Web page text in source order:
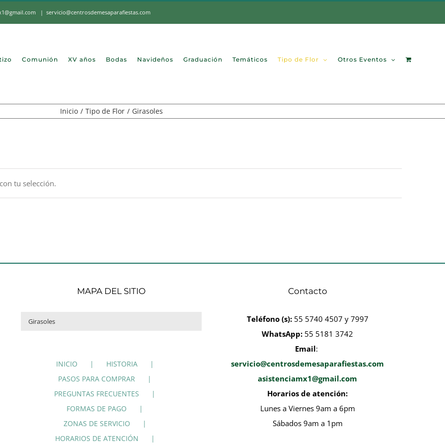
| servicio@centrosdemesaparafiestas.com
Comunión XV años Bodas Navideños Graduación Temáticos Tipo de Flor Otros Eventos
Inicio Tipo de Flor Girasoles
tu selección.
MAPA DEL SITIO
INICIO
HISTORIA
PASOS PARA COMPRAR
PREGUNTAS FRECUENTES
FORMAS DE PAGO
ZONAS DE SERVICIO
HORARIOS DE ATENCIÓN
Contacto
Teléfono (s):55 5740 4507 y 7997
WhatsApp: 55 5181 3742
Email:
servicio@centrosdemesaparafiestas.com
asistenciamx1@gmail.com
Horarios de atención:
Lunes a Viernes 9am a 6pm
Sábados 9am a 1pm